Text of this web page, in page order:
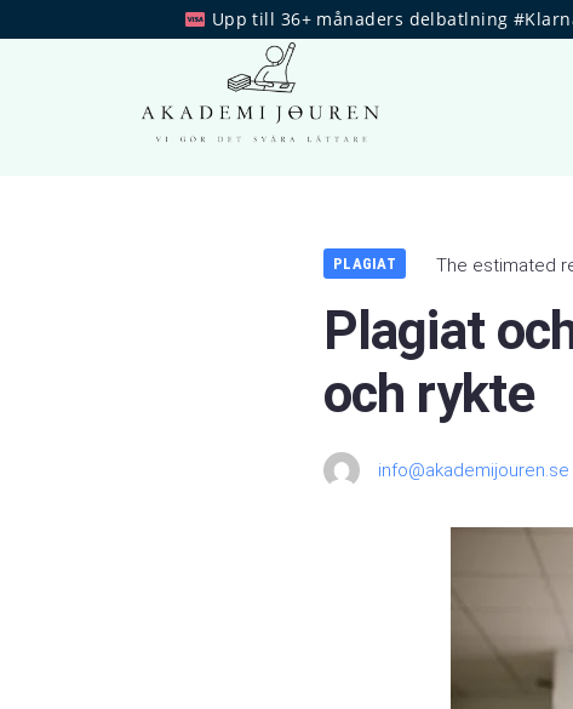
Upp till 36+ månaders delbatlning
PLAGIAT The estimated
Plagiat
och rykte
info@akademijouren.se